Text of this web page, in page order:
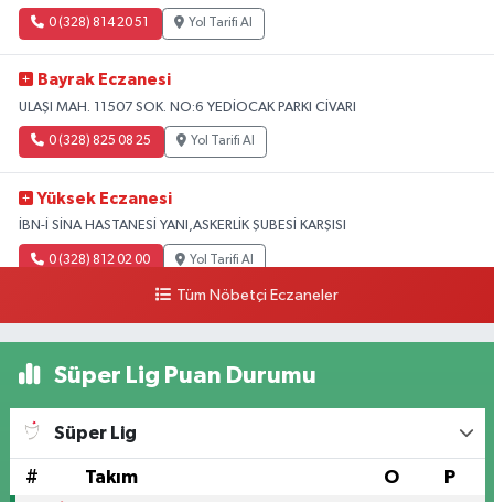
0 (328) 814 20 51 Yol Tarifi Al
Bayrak Eczanesi
ULAŞI MAH. 11507 SOK. NO:6 YEDİOCAK PARKI CİVARI
0 (328) 825 08 25 Yol Tarifi Al
Yüksek Eczanesi
İBN-İ SİNA HASTANESİ YANI,ASKERLİK ŞUBESİ KARŞISI
0 (328) 812 02 00 Yol Tarifi Al
Tüm Nöbetçi Eczaneler
Süper Lig Puan Durumu
Süper Lig
# Takım O P